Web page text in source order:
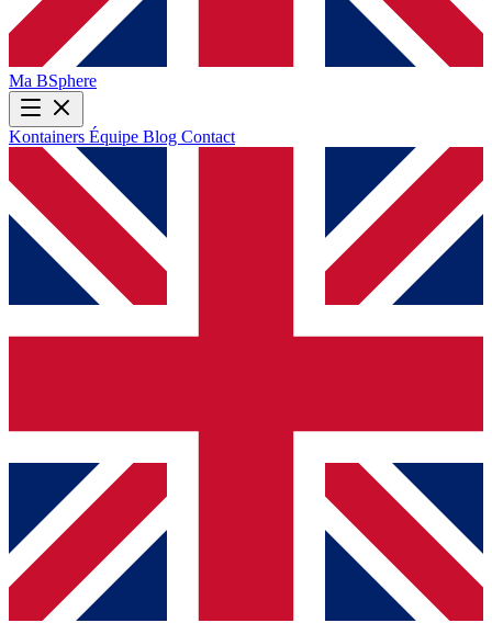
Ma BSphere
Kontainers Équipe Blog Contact